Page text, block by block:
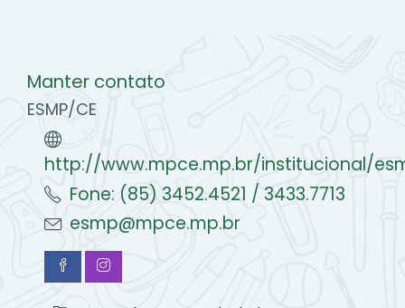
Manter contato
ESMP/CE
http://www.mpce.mp.br/institucional/
Fone: (85) 3452.4521 / 3433.7713
esmp@mpce.mp.br